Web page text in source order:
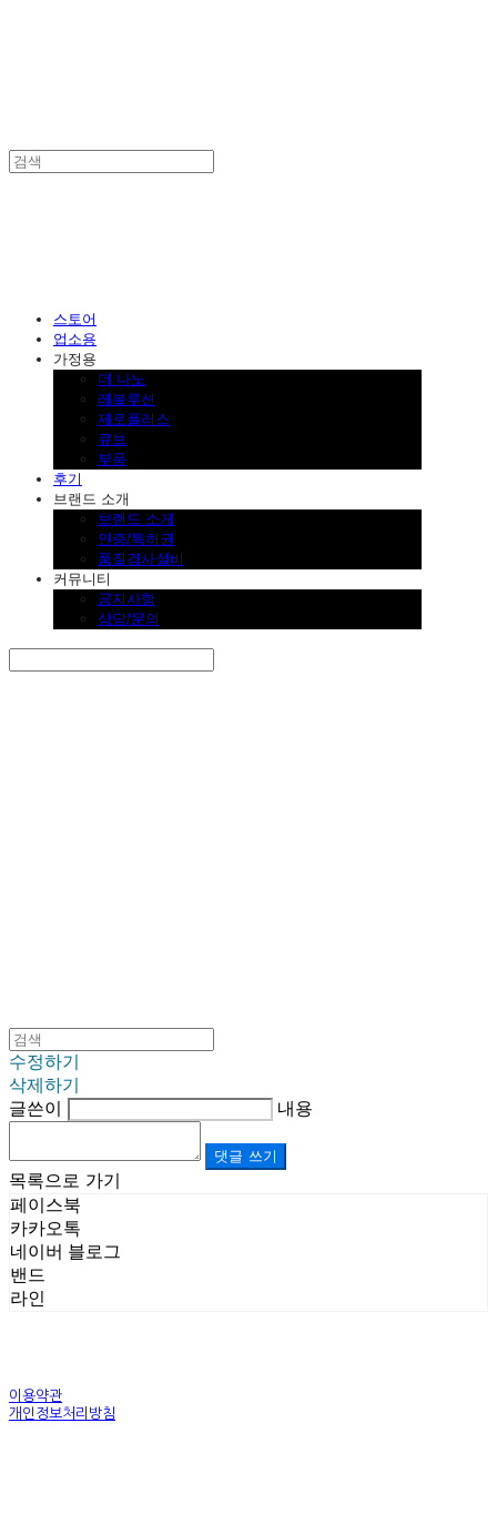
스토어
업소용
가정용
더 나노
레볼루션
제로플러스
큐브
부품
후기
브랜드 소개
브랜드 소개
인증/특허권
품질검사설비
커뮤니티
공지사항
상담/문의
수정하기
삭제하기
글쓴이
내용
댓글 쓰기
목록으로 가기
페이스북
카카오톡
네이버 블로그
밴드
라인
이용약관
개인정보처리방침